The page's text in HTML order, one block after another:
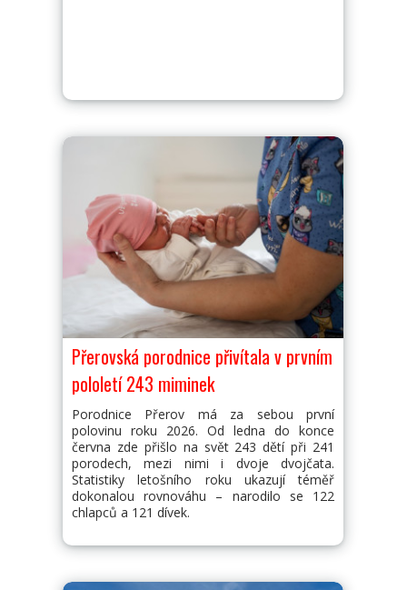
Přerovská porodnice přivítala v prvním
pololetí 243 miminek
Porodnice Přerov má za sebou první
polovinu roku 2026. Od ledna do konce
června zde přišlo na svět 243 dětí při 241
porodech, mezi nimi i dvoje dvojčata.
Statistiky letošního roku ukazují téměř
dokonalou rovnováhu – narodilo se 122
chlapců a 121 dívek.